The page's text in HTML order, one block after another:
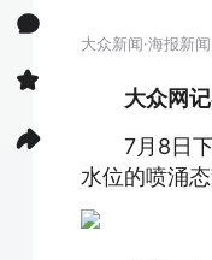
大众新闻·海报新闻
大众网
7月8日下
水位的喷涌